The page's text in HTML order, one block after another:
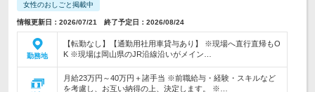
女性のおしごと掲載中
情報更新日：2026/07/21 終了予定日：2026/08/24
勤務地
【転勤なし】【通勤用社用車貸与あり】 ※現場へ直行直帰もO
K ※現場は岡山県のJR沿線沿いがメイン…
月給23万円～40万円＋諸手当 ※前職給与・経験・スキルなど
を考慮し、お互い納得の上、決定します。 ※…